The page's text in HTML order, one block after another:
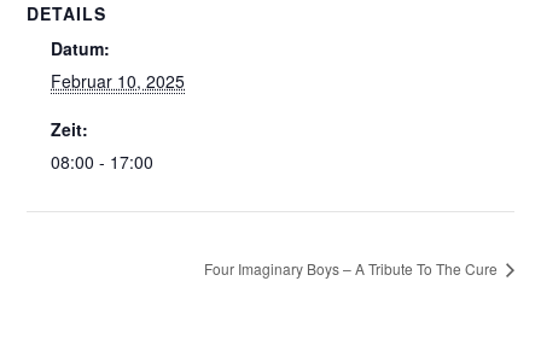
DETAILS
Datum:
Februar 10, 2025
Zeit:
08:00 - 17:00
Four Imaginary Boys – A Tribute To The Cure